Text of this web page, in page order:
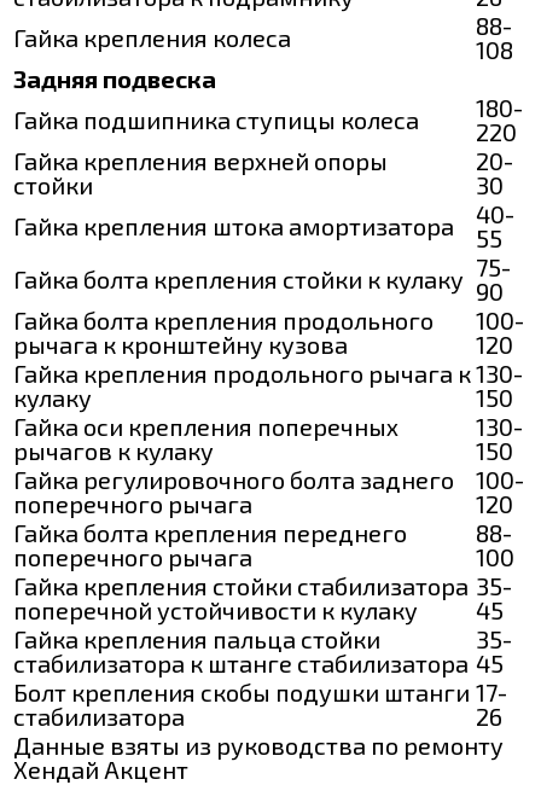
Гайка крепления колеса
88-
108
Задняя подвеска
Гайка подшипника ступицы колеса
180-
220
Гайка крепления верхней опоры
стойки
20-
30
Гайка крепления штока амортизатора
40-
55
Гайка болта крепления стойки к кулаку 75-
90
Гайка болта крепления продольного
рычага к кронштейну кузова
100-
120
Гайка крепления продольного рычага к
кулаку
130-
150
Гайка оси крепления поперечных
рычагов к кулаку
130-
150
Гайка регулировочного болта заднего
поперечного рычага
100-
120
Гайка болта крепления переднего
поперечного рычага
88-
100
Гайка крепления стойки стабилизатора
поперечной устойчивости к кулаку
35-
45
Гайка крепления пальца стойки
стабилизатора к штанге стабилизатора
35-
45
Болт крепления скобы подушки штанги
стабилизатора
17-
26
Данные взяты из руководства по ремонту
Хендай Акцент